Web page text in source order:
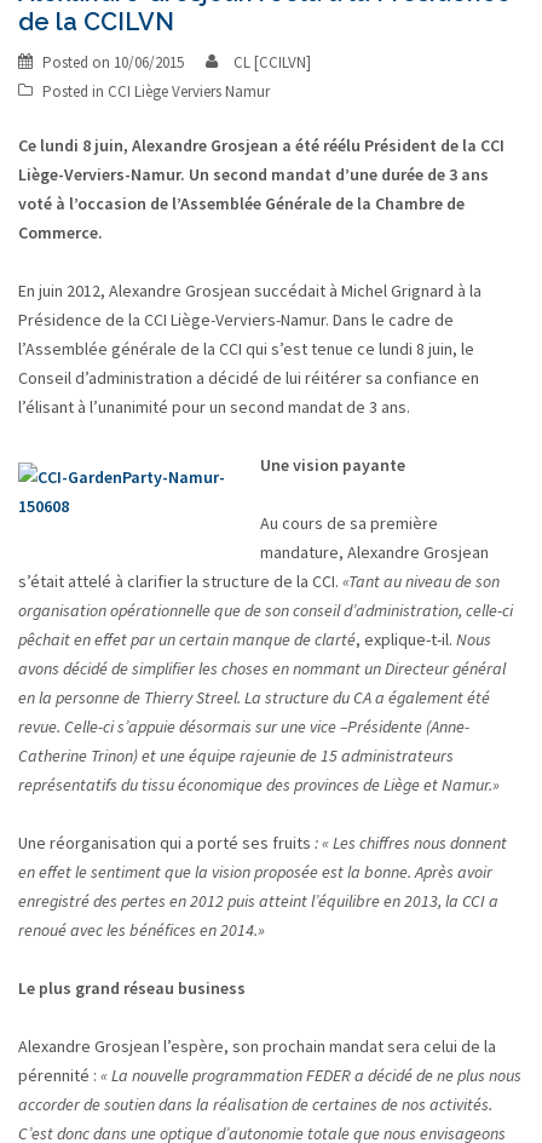
de la CCILVN
Posted on 10/06/2015
CL [CCILVN]
Posted in CCI Liège Verviers Namur
Ce lundi 8 juin, Alexandre Grosjean a été réélu Président de la CCI
Liège-Verviers-Namur. Un second mandat d’une durée de 3 ans
voté à l’occasion de l’Assemblée Générale de la Chambre de
Commerce.
En juin 2012, Alexandre Grosjean succédait à Michel Grignard à la
Présidence de la CCI Liège-Verviers-Namur. Dans le cadre de
l’Assemblée générale de la CCI qui s’est tenue ce lundi 8 juin, le
Conseil d’administration a décidé de lui réitérer sa confiance en
l’élisant à l’unanimité pour un second mandat de 3 ans.
Une vision payante
Au cours de sa première
mandature, Alexandre Grosjean
s’était attelé à clarifier la structure de la CCI. «Tant au niveau de son
organisation opérationnelle que de son conseil d’administration, celle-ci
pêchait en effet par un certain manque de clarté, explique-t-il. Nous
avons décidé de simplifier les choses en nommant un Directeur général
en la personne de Thierry Streel. La structure du CA a également été
revue. Celle-ci s’appuie désormais sur une vice –Présidente (Anne-
Catherine Trinon) et une équipe rajeunie de 15 administrateurs
représentatifs du tissu économique des provinces de Liège et Namur.»
Une réorganisation qui a porté ses fruits : « Les chiffres nous donnent
en effet le sentiment que la vision proposée est la bonne. Après avoir
enregistré des pertes en 2012 puis atteint l’équilibre en 2013, la CCI a
renoué avec les bénéfices en 2014.»
Le plus grand réseau business
Alexandre Grosjean l’espère, son prochain mandat sera celui de la
pérennité : « La nouvelle programmation FEDER a décidé de ne plus nous
accorder de soutien dans la réalisation de certaines de nos activités.
C’est donc dans une optique d’autonomie totale que nous envisageons